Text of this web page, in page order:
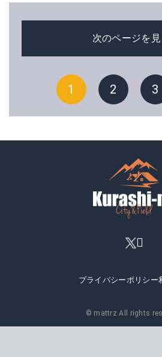
次のページを見
1 2 3
プライバシーポリシー
© mattrz All rights